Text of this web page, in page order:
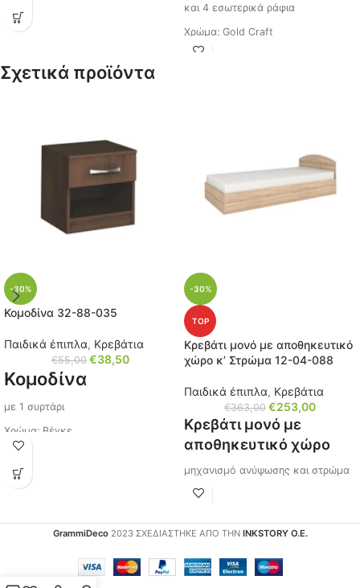
και (20-05-713)
Κωδικός: 20-05-708
και 4 εσωτερικά ράφια
Χρώμα: Gold Craft
Κωδικός: 20-05-706
Σχετικά προϊόντα
-30%
Κομοδίνα 32-88-035
Παιδικά έπιπλα, Κρεβάτια
€55,00 €38,50
Κομοδίνα
με 1 συρτάρι
Χρώμα: Βέγκε
Διαστάσεις: Μ/Υ/Π 40x40x36 εκ.
Ίσως σας ενδιαφέρει με 2
32-88-055)
-30%
TOP
Κρεβάτι μονό με αποθηκευτικό
χώρο κ’ Στρώμα 12-04-088
Παιδικά έπιπλα, Κρεβάτια
€363,00 €253,00
Κρεβάτι μονό με
αποθηκευτικό χώρο
μηχανισμό ανύψωσης και στρώμα
Διαστάσεις: Μ/Υ/Π 204x70x94εκ.
Μπορεί να συνδυαστεί με
GrammiDeco 2023 ΣΧΕΔΙΑΣΤΗΚΕ ΑΠΟ ΤΗΝ INKSTORY Ο.Ε.